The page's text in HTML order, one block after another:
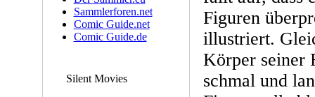
Sammlerforen.net
Comic Guide.net
Comic Guide.de
Silent Movies
Figuren
illustriert.
Körper seiner
schmal und